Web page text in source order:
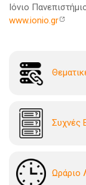
Ιόνιο
www.ionio.gr
Συχνές
Ωράριο